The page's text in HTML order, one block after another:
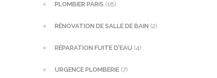
PLOMBIER PARIS (18)
RÉNOVATION DE SALLE DE BAIN (2)
RÉPARATION FUITE D'EAU (4)
URGENCE PLOMBERIE (7)